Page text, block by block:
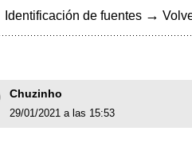
Identificación de fuentes →
Chuzinho
29/01/2021 a las 15:53